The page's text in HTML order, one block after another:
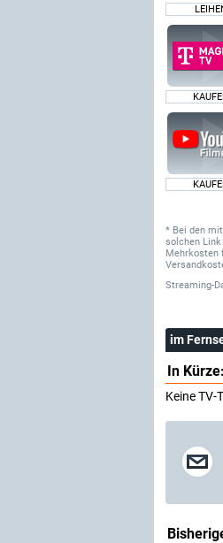
* Bei den
solchen
Mehrkosten
Streaming-
im
In Kürze:
Keine TV-